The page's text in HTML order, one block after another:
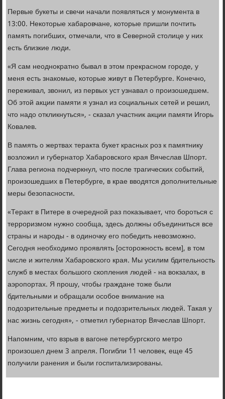
Первые букеты и свечи начали появляться у монумента в
13:00. Некоторые хабаровчане, которые пришли почтить
память погибших, отмечали, что в Северной столице у них
есть близкие люди.
«Я сам неоднократно бывал в этом прекрасном городе, у
меня есть знакомые, которые живут в Петербурге. Конечно,
переживал, звонил, из первых уст узнавал о произошедшем.
Об этой акции памяти я узнал из социальных сетей и решил,
что надо откликнуться», - сказал участник акции памяти Игорь
Ковалев.
В память о жертвах теракта букет красных роз к памятнику
возложил и губернатор Хабаровского края Вячеслав Шпорт.
Глава региона подчеркнул, что после трагических событий,
произошедших в Петербурге, в крае вводятся дополнительные
меры безопасности.
«Теракт в Питере в очередной раз показывает, что бороться с
терроризмом нужно сообща, здесь должны объединиться все
страны и народы - в одиночку его победить невозможно.
Сегодня необходимо проявлять [осторожность всем], в том
числе и жителям Хабаровского края. Мы усилим бдительность
служб в местах большого скопления людей - на вокзалах, в
аэропортах. Я прошу, чтобы граждане тоже были
бдительными и обращали особое внимание на
подозрительные предметы и подозрительных людей. Такая у
нас жизнь сегодня», - отметил губернатор Вячеслав Шпорт.
Напомним, что взрыв в вагоне петербургского метро
произошел днем 3 апреля. Погибли 11 человек, еще 45
получили ранения и были госпитализированы.